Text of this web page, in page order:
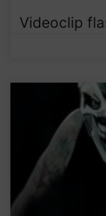
Videoclip